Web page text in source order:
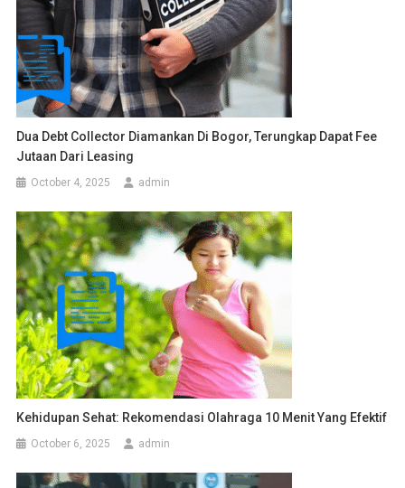
Dua Debt Collector Diamankan Di Bogor, Terungkap Dapat Fee
Jutaan Dari Leasing
October 4, 2025 admin
Kehidupan Sehat: Rekomendasi Olahraga 10 Menit Yang Efektif
October 6, 2025 admin